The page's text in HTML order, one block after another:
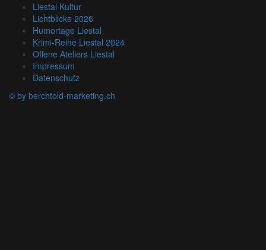
Liestal Kultur
Lichtblicke 2026
Humortage Liestal
Krimi-Reihe Liestal 2024
Offene Ateliers Liestal
Impressum
Datenschutz
© by berchtold-marketing.ch